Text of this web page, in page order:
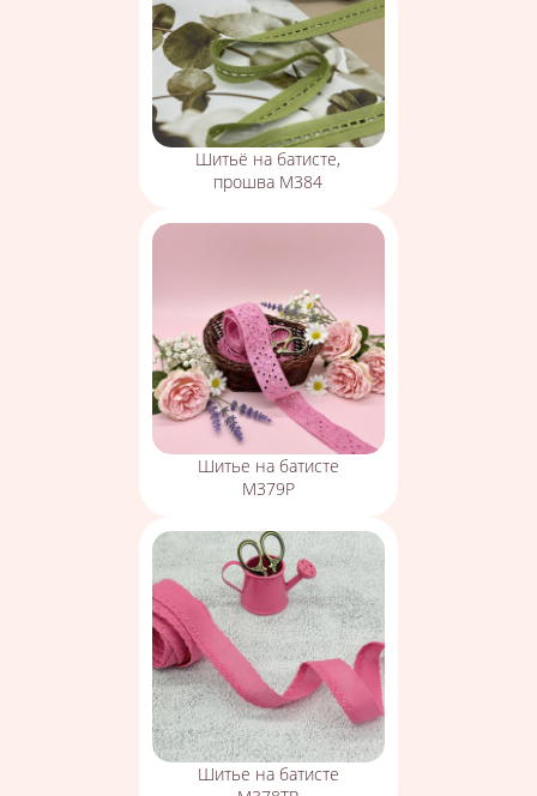
Шитьё на батисте,
прошва М384
Шитье на батисте
М379Р
Шитье на батисте